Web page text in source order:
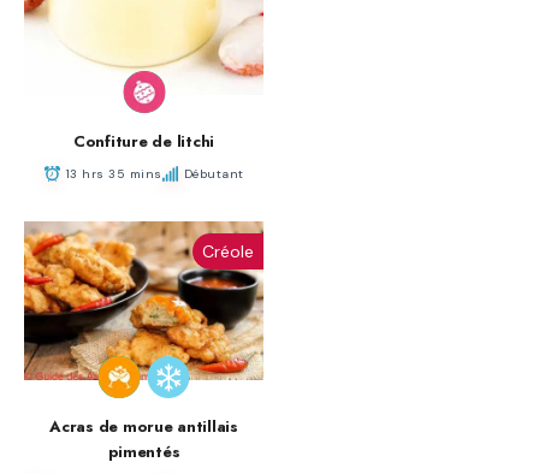
Confiture de litchi
13 hrs 35 mins Débutant
Créole
Acras de morue antillais
pimentés